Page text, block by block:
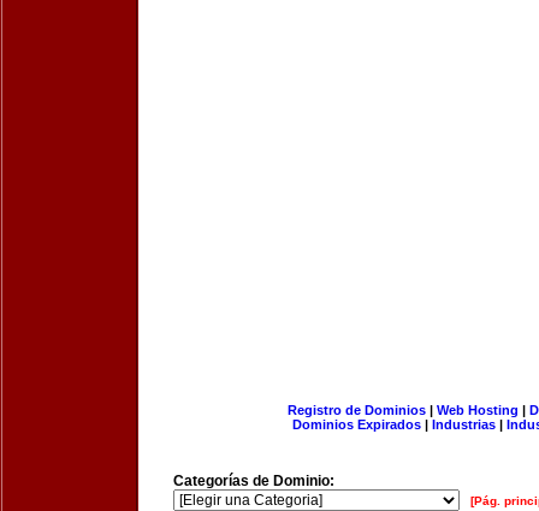
Registro de Dominios| Web Hosting |
Dominios Expirados | Industrias |
Categorías de Dominio:
[Pág.